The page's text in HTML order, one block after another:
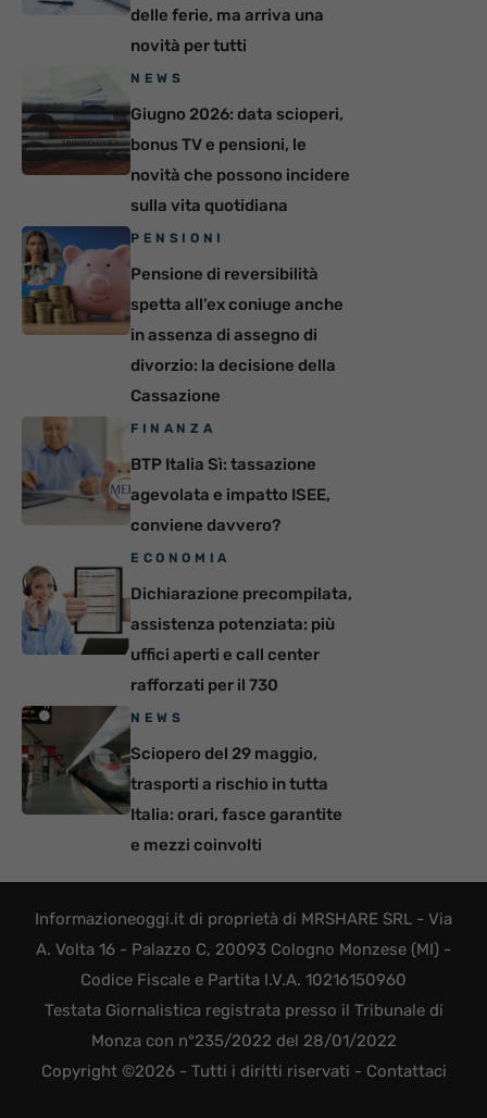
delle ferie, ma arriva una
novità per tutti
NEWS
Giugno 2026: data scioperi,
bonus TV e pensioni, le
novità che possono incidere
sulla vita quotidiana
PENSIONI
Pensione di reversibilità
spetta all’ex coniuge anche
in assenza di assegno di
divorzio: la decisione della
Cassazione
FINANZA
BTP Italia Sì: tassazione
agevolata e impatto ISEE,
conviene davvero?
ECONOMIA
Dichiarazione precompilata,
assistenza potenziata: più
uffici aperti e call center
rafforzati per il 730
NEWS
Sciopero del 29 maggio,
trasporti a rischio in tutta
Italia: orari, fasce garantite
e mezzi coinvolti
Informazioneoggi.it di proprietà di MRSHARE SRL - Via
A. Volta 16 - Palazzo C, 20093 Cologno Monzese (MI) -
Codice Fiscale e Partita I.V.A. 10216150960
Testata Giornalistica registrata presso il Tribunale di
Monza con n°235/2022 del 28/01/2022
Copyright ©2026 - Tutti i diritti riservati - Contattaci